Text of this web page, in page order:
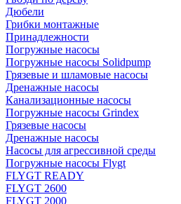
Дюбели
Грибки монтажные
Принадлежности
Погружные насосы
Погружные насосы Solidpump
Грязевые и шламовые насосы
Дренажные насосы
Канализационные насосы
Погружные насосы Grindex
Грязевые насосы
Дренажные насосы
Насосы для агрессивной среды
Погружные насосы Flygt
FLYGT READY
FLYGT 2600
FLYGT 2000